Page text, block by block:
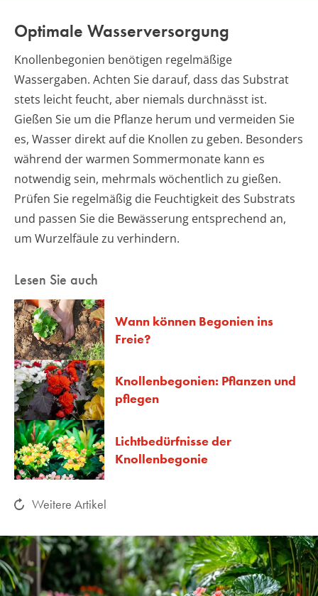
Optimale Wasserversorgung
Knollenbegonien benötigen regelmäßige
Wassergaben. Achten Sie darauf, dass das Substrat
stets leicht feucht, aber niemals durchnässt ist.
Gießen Sie um die Pflanze herum und vermeiden Sie
es, Wasser direkt auf die Knollen zu geben. Besonders
während der warmen Sommermonate kann es
notwendig sein, mehrmals wöchentlich zu gießen.
Prüfen Sie regelmäßig die Feuchtigkeit des Substrats
und passen Sie die Bewässerung entsprechend an,
um Wurzelfäule zu verhindern.
Lesen Sie auch
Wann können Begonien ins
Freie?
Knollenbegonien: Pflanzen und
pflegen
Lichtbedürfnisse der
Knollenbegonie
Weitere Artikel